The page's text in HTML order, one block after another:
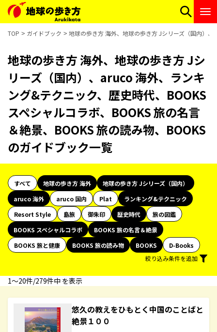
TOP ガイドブック 地球の歩き方 海外、地球の歩き方 Jシリーズ（国内）
地球の歩き方 海外、地球の歩き方 Jシ
リーズ（国内）、aruco 海外、ランキ
ング&テクニック、歴史時代、BOOKS
スペシャルコラボ、BOOKS 旅の名言
＆絶景、BOOKS 旅の読み物、BOOKS
のガイドブック一覧
すべて 地球の歩き方 海外
地球の歩き方 Jシリーズ（国内）
aruco 海外
aruco 国内 Plat
ランキング&テクニック
Resort Style
島旅 御朱印 歴史時代
旅の図鑑
BOOKS スペシャルコラボ
BOOKS 旅の名言＆絶景
BOOKS 旅と健康
BOOKS 旅の読み物 BOOKS
D-Books
絞り込み条件を追加
1〜20件/279件中 を表示
悠久の教えをひもとく中国のことばと
絶景１００